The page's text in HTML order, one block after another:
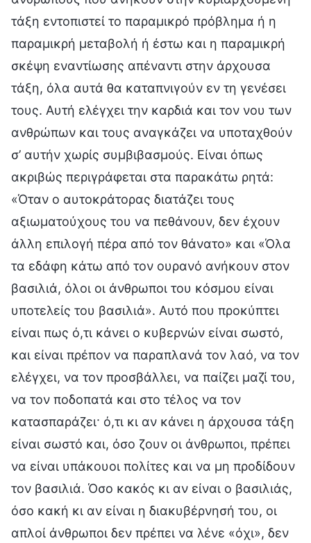
τάξη εντοπιστεί το παραμικρό πρόβλημα ή η
παραμικρή μεταβολή ή έστω και η παραμικρή
σκέψη εναντίωσης απέναντι στην άρχουσα
τάξη, όλα αυτά θα καταπνιγούν εν τη γενέσει
τους. Αυτή ελέγχει την καρδιά και τον νου των
ανθρώπων και τους αναγκάζει να υποταχθούν
σ’ αυτήν χωρίς συμβιβασμούς. Είναι όπως
ακριβώς περιγράφεται στα παρακάτω ρητά:
«Όταν ο αυτοκράτορας διατάζει τους
αξιωματούχους του να πεθάνουν, δεν έχουν
άλλη επιλογή πέρα από τον θάνατο» και «Όλα
τα εδάφη κάτω από τον ουρανό ανήκουν στον
βασιλιά, όλοι οι άνθρωποι του κόσμου είναι
υποτελείς του βασιλιά». Αυτό που προκύπτει
είναι πως ό,τι κάνει ο κυβερνών είναι σωστό,
και είναι πρέπον να παραπλανά τον λαό, να τον
ελέγχει, να τον προσβάλλει, να παίζει μαζί του,
να τον ποδοπατά και στο τέλος να τον
κατασπαράζει· ό,τι κι αν κάνει η άρχουσα τάξη
είναι σωστό και, όσο ζουν οι άνθρωποι, πρέπει
να είναι υπάκουοι πολίτες και να μη προδίδουν
τον βασιλιά. Όσο κακός κι αν είναι ο βασιλιάς,
όσο κακή κι αν είναι η διακυβέρνησή του, οι
απλοί άνθρωποι δεν πρέπει να λένε «όχι», δεν